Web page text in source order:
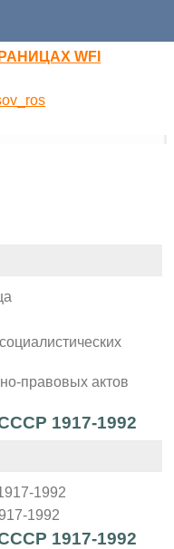
WFI
правовых актов
1917-1992
1992
1992
1917-1992